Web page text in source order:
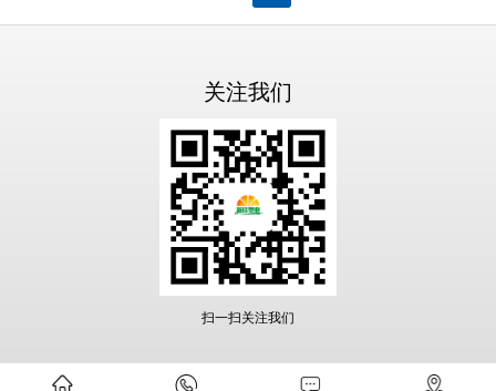
关注我们
扫一扫关注我们